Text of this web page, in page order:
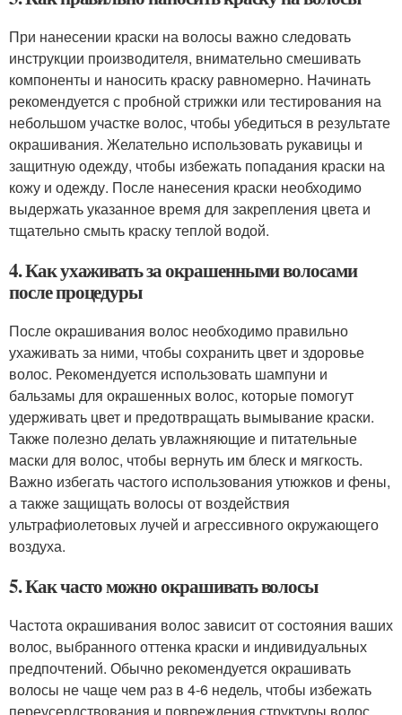
При нанесении краски на волосы важно следовать
инструкции производителя, внимательно смешивать
компоненты и наносить краску равномерно. Начинать
рекомендуется с пробной стрижки или тестирования на
небольшом участке волос, чтобы убедиться в результате
окрашивания. Желательно использовать рукавицы и
защитную одежду, чтобы избежать попадания краски на
кожу и одежду. После нанесения краски необходимо
выдержать указанное время для закрепления цвета и
тщательно смыть краску теплой водой.
4. Как ухаживать за окрашенными волосами
после процедуры
После окрашивания волос необходимо правильно
ухаживать за ними, чтобы сохранить цвет и здоровье
волос. Рекомендуется использовать шампуни и
бальзамы для окрашенных волос, которые помогут
удерживать цвет и предотвращать вымывание краски.
Также полезно делать увлажняющие и питательные
маски для волос, чтобы вернуть им блеск и мягкость.
Важно избегать частого использования утюжков и фены,
а также защищать волосы от воздействия
ультрафиолетовых лучей и агрессивного окружающего
воздуха.
5. Как часто можно окрашивать волосы
Частота окрашивания волос зависит от состояния ваших
волос, выбранного оттенка краски и индивидуальных
предпочтений. Обычно рекомендуется окрашивать
волосы не чаще чем раз в 4-6 недель, чтобы избежать
переусердствования и повреждения структуры волос.